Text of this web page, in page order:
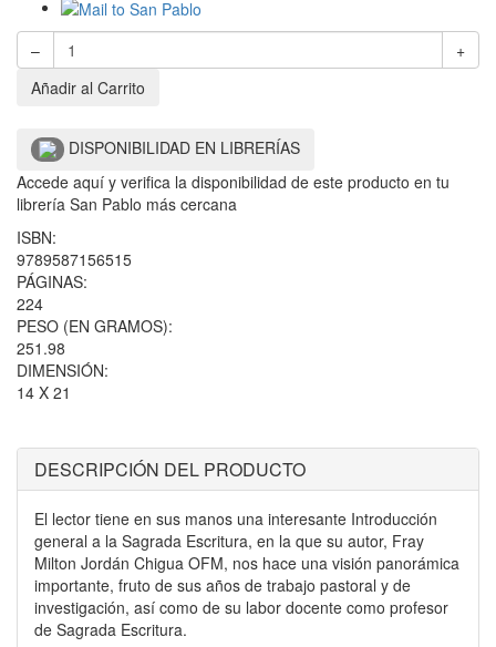
–
+
Añadir al Carrito
DISPONIBILIDAD EN LIBRERÍAS
Accede aquí y verifica la disponibilidad de este producto en tu
librería San Pablo más cercana
ISBN:
9789587156515
PÁGINAS:
224
PESO (EN GRAMOS):
251.98
DIMENSIÓN:
14 X 21
DESCRIPCIÓN DEL PRODUCTO
El lector tiene en sus manos una interesante Introducción
general a la Sagrada Escritura, en la que su autor, Fray
Milton Jordán Chigua OFM, nos hace una visión panorámica
importante, fruto de sus años de trabajo pastoral y de
investigación, así como de su labor docente como profesor
de Sagrada Escritura.